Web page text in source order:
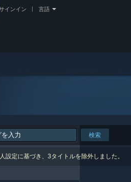
インイン 言語
検索
設定に基づき、3タイトルを除外しました。